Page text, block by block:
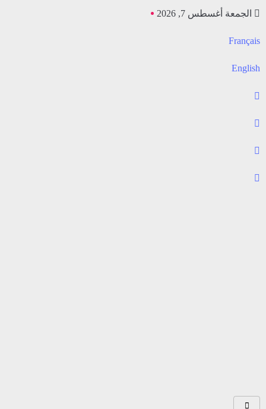
الجمعة أغسطس 7, 2026
Français
English